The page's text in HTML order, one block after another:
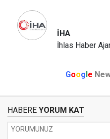
İHA
İhlas Haber
Google
HABERE YORUM KAT